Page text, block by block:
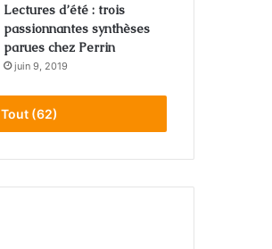
Lectures d’été : trois
passionnantes synthèses
parues chez Perrin
juin 9, 2019
Tout (62)